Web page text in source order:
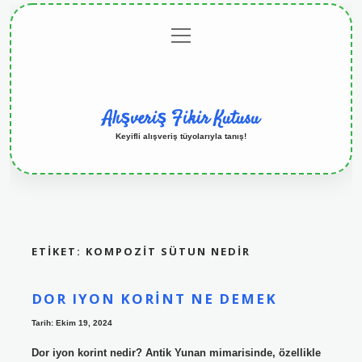
menüyü
aç
Alışveriş Fikir Kutusu
Keyifli alışveriş tüyolarıyla tanış!
ETIKET: KOMPOZIT SÜTUN NEDIR
DOR IYON KORINT NE DEMEK
Tarih: Ekim 19, 2024
Dor iyon korint nedir? Antik Yunan mimarisinde, özellikle